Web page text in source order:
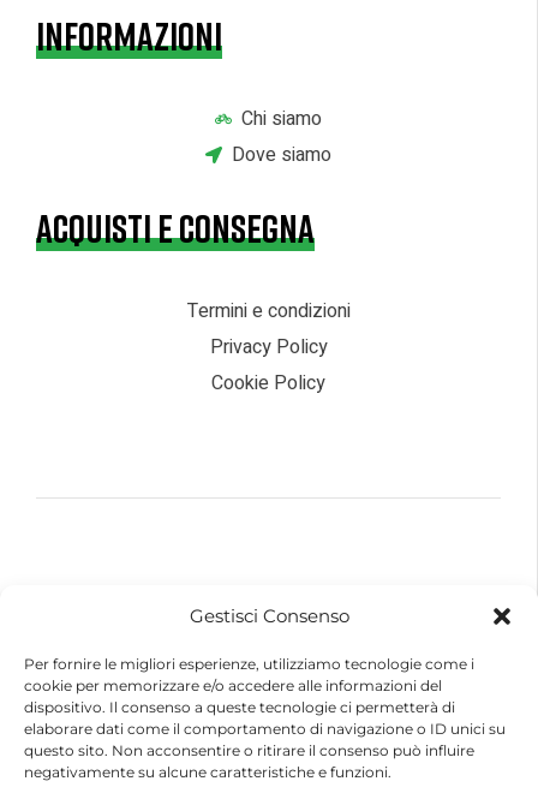
Gestisci Consenso
Per fornire le migliori esperienze, utilizziamo tecnologie come i
cookie per memorizzare e/o accedere alle informazioni del
dispositivo. Il consenso a queste tecnologie ci permetterà di
elaborare dati come il comportamento di navigazione o ID unici su
questo sito. Non acconsentire o ritirare il consenso può influire
negativamente su alcune caratteristiche e funzioni.
INFORMAZIONI
Chi siamo
Dove siamo
ACQUISTI E CONSEGNA
Termini e condizioni
Privacy Policy
Cookie Policy
Sede Legale: Via Argine Polcevera, 16D Scala A
CAP 16161 Genova (GE)
Capitale Sociale € 600.000,00 (i.v.)
Registro Imprese di Genova
Codice Fiscale e Partita IVA – 10483110010
R.E.A. Genova n. 459084